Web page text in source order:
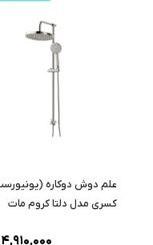
علم دوش دوکاره
کسری مدل دلتا کروم مات